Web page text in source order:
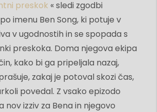
preskok « sledi zgodbi
imenu Ben Song, ki potuje v
v ugodnostih in se spopada s
preskoka. Doma njegova ekipa
kako bi ga pripeljala nazaj,
zakaj je potoval skozi čas,
povedal. Z vsako epizodo
nov izziv za Bena in njegovo